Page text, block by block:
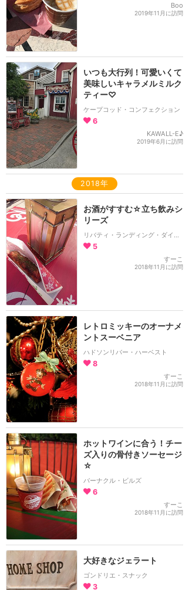
Boo
2019年11月に訪問
いつも大行列！可愛いくて
美味しいキャラメルミルク
ティー♡
ケープコッド・コンフェクション
6
KAWALL-E♪
2019年6月に訪問
2018年
お酒がすすむ☆立ち飲みシ
リーズ
リバティ・ランディング・ダイナー
5
すーこ
2018年11月に訪問
レトロミッキーのオーナメ
ントスーベニア
ハドソンリバー・ハーベスト
8
すーこ
2018年11月に訪問
ホットワインに合う！チー
ズ入りの骨付きソーセージ
☆
バーナクル・ビルズ
6
すーこ
2018年11月に訪問
大好きなジェラート
ゴンドリエ・スナック
3